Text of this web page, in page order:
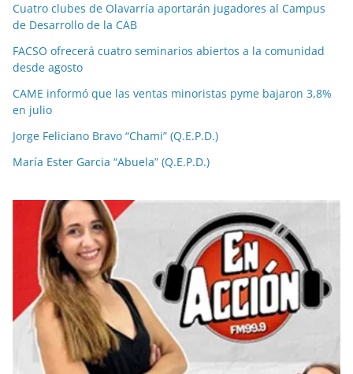
Cuatro clubes de Olavarría aportarán jugadores al Campus
de Desarrollo de la CAB
FACSO ofrecerá cuatro seminarios abiertos a la comunidad
desde agosto
CAME informó que las ventas minoristas pyme bajaron 3,8%
en julio
Jorge Feliciano Bravo “Chami” (Q.E.P.D.)
María Ester Garcia “Abuela” (Q.E.P.D.)